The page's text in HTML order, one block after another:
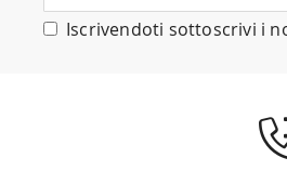
nostra
Iscrivendoti sottoscrivi i